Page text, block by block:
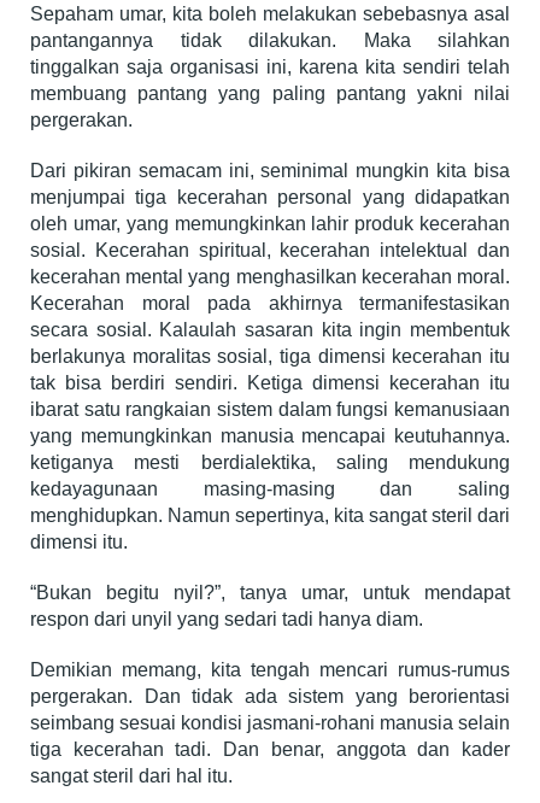
Sepaham umar, kita boleh melakukan sebebasnya asal
pantangannya tidak dilakukan. Maka silahkan
tinggalkan saja organisasi ini, karena kita sendiri telah
membuang pantang yang paling pantang yakni nilai
pergerakan.
Dari pikiran semacam ini, seminimal mungkin kita bisa
menjumpai tiga kecerahan personal yang didapatkan
oleh umar, yang memungkinkan lahir produk kecerahan
sosial. Kecerahan spiritual, kecerahan intelektual dan
kecerahan mental yang menghasilkan kecerahan moral.
Kecerahan moral pada akhirnya termanifestasikan
secara sosial. Kalaulah sasaran kita ingin membentuk
berlakunya moralitas sosial, tiga dimensi kecerahan itu
tak bisa berdiri sendiri. Ketiga dimensi kecerahan itu
ibarat satu rangkaian sistem dalam fungsi kemanusiaan
yang memungkinkan manusia mencapai keutuhannya.
ketiganya mesti berdialektika, saling mendukung
kedayagunaan masing-masing dan saling
menghidupkan. Namun sepertinya, kita sangat steril dari
dimensi itu.
“Bukan begitu nyil?”, tanya umar, untuk mendapat
respon dari unyil yang sedari tadi hanya diam.
Demikian memang, kita tengah mencari rumus-rumus
pergerakan. Dan tidak ada sistem yang berorientasi
seimbang sesuai kondisi jasmani-rohani manusia selain
tiga kecerahan tadi. Dan benar, anggota dan kader
sangat steril dari hal itu.